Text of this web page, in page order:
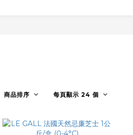
商品排序 每頁顯示 24 個